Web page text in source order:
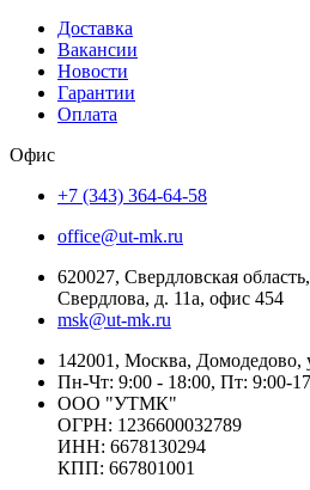
Доставка
Вакансии
Новости
Гарантии
Оплата
Офис
+7 (343) 364-64-58
office@ut-mk.ru
620027, Свердловская
Свердлова, д. 11а, офис 454
msk@ut-mk.ru
142001, Москва,
Пн-Чт: 9:00 - 18:00, Пт: 9:00-
ООО "УТМК"
ОГРН: 1236600032789
ИНН: 6678130294
КПП: 667801001